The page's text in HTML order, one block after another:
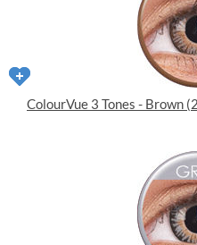
ColourVue 3 Tones - Brown